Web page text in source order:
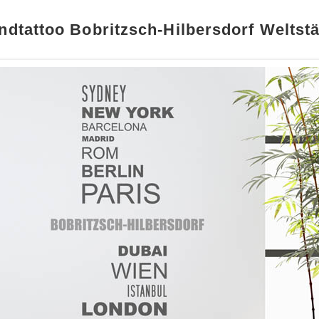
Bobritzsch-Hilbersdorf